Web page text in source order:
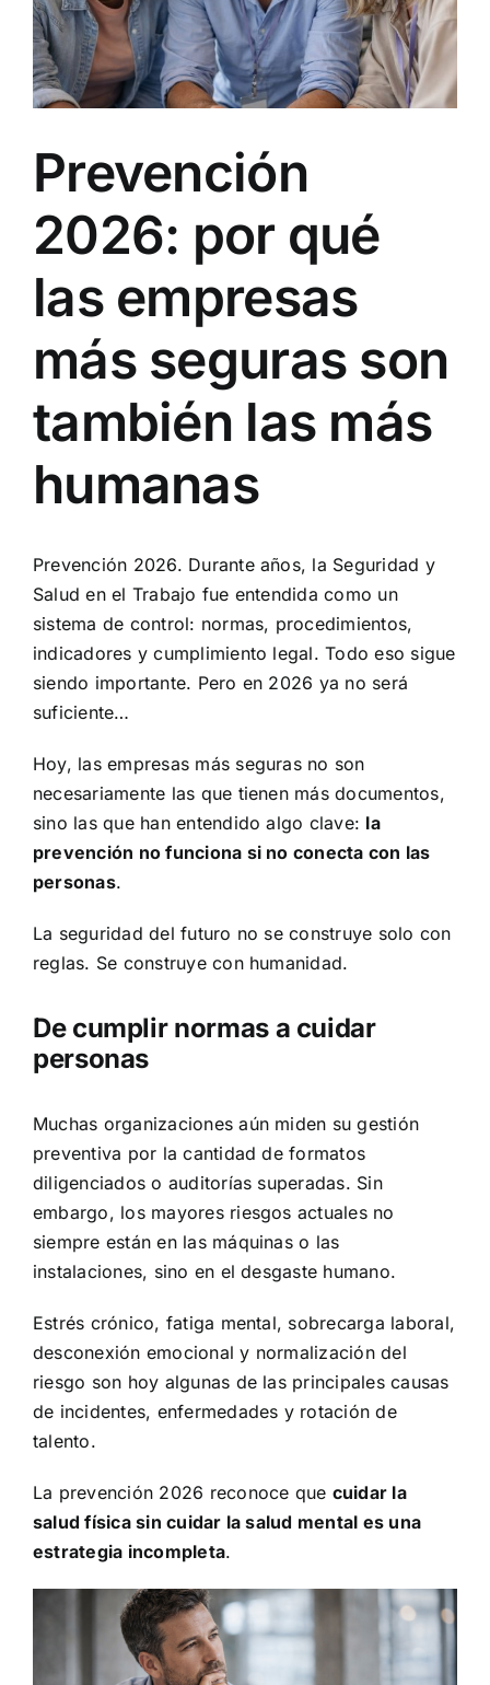
Prevención
2026: por qué
las empresas
más seguras son
también las más
humanas
Prevención 2026. Durante años, la Seguridad y
Salud en el Trabajo fue entendida como un
sistema de control: normas, procedimientos,
indicadores y cumplimiento legal. Todo eso sigue
siendo importante. Pero en 2026 ya no será
suficiente…
Hoy, las empresas más seguras no son
necesariamente las que tienen más documentos,
sino las que han entendido algo clave: la
prevención no funciona si no conecta con las
personas.
La seguridad del futuro no se construye solo con
reglas. Se construye con humanidad.
De cumplir normas a cuidar
personas
Muchas organizaciones aún miden su gestión
preventiva por la cantidad de formatos
diligenciados o auditorías superadas. Sin
embargo, los mayores riesgos actuales no
siempre están en las máquinas o las
instalaciones, sino en el desgaste humano.
Estrés crónico, fatiga mental, sobrecarga laboral,
desconexión emocional y normalización del
riesgo son hoy algunas de las principales causas
de incidentes, enfermedades y rotación de
talento.
La prevención 2026 reconoce que cuidar la
salud física sin cuidar la salud mental es una
estrategia incompleta.